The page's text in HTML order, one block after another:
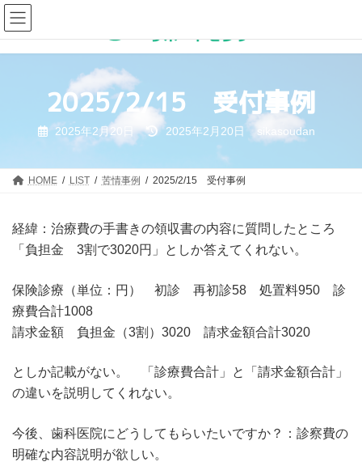
コ
ン
テ
ン
ナ
ビ
ゲ
ー
2025/2/15 受付事例
2025年2月20日
最
日
時
2025年2月20日 sikasoudan
HOME LIST 苦情事例 2025/2/15 受付事例
経緯：治療費の手書きの領収書の内容に質問したところ
「負担金 3割で3020円」としか答えてくれない。
保険診療（単位：円） 初診 再初診58 処置料950 診
療費合計1008
請求金額 負担金（3割）3020 請求金額合計3020
としか記載がない。 「診療費合計」と「請求金額合計」
の違いを説明してくれない。
今後、歯科医院にどうしてもらいたいですか？：診察費の
明確な内容説明が欲しい。